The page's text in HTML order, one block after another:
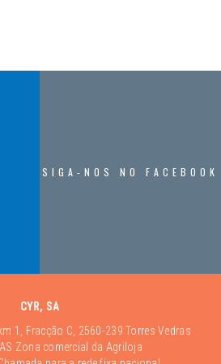
SIGA-NOS NO FACEBOOK
CYR, SA
1, Fracção C, 2560-239 Torres Vedras
Zona comercial da Agriloja